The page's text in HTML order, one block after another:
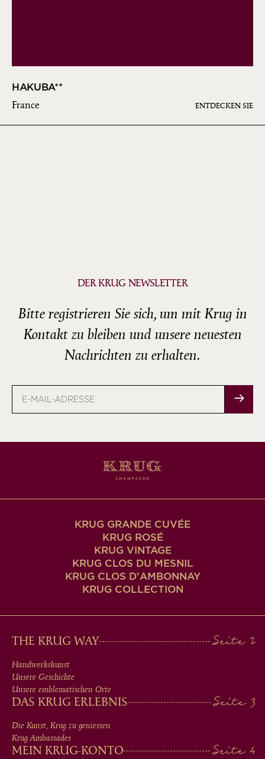
HAKUBA**
France ENTDECKEN SIE
DER KRUG NEWSLETTER
Bitte registrieren Sie sich, um mit Krug in
Kontakt zu bleiben und unsere neuesten
Nachrichten zu erhalten.
Mail-
KRUG GRANDE CUVÉE
KRUG ROSÉ
KRUG VINTAGE
KRUG CLOS DU MESNIL
KRUG CLOS D'AMBONNAY
KRUG COLLECTION
MAIN
MEN
IN
FOOTER
THE KRUG WAY
Handwerkskunst
Unsere Geschichte
Unsere emblematischen Orte
DAS KRUG ERLEBNIS
Die Kunst, Krug zu geniessen
Krug Ambassades
MEIN KRUG-KONTO